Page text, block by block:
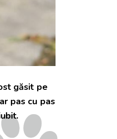
găsit pe
pas cu pas